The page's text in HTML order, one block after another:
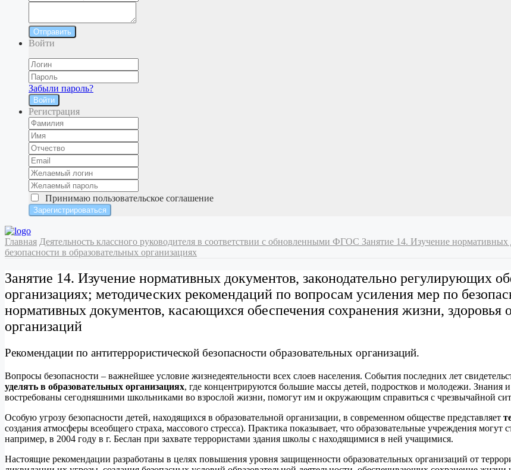
Отправить
Войти
Забыли пароль?
Войти
Регистрация
Принимаю пользовательское соглашение
Главная Деятельность классного руководителя в соответствии с обновленными ФГОС Занятие 14. Изучение
безопасности в образовательных организациях
Занятие 14. Изучение нормативных документов, законодательно регулирующих
организациях; методических рекомендаций по вопросам усиления мер по
нормативных документов, касающихся обеспечения сохранения жизни, здоровья
организаций
Рекомендации по антитеррористической безопасности образовательных организаций.
Вопросы безопасности – важнейшее условие жизнедеятельности всех слоев населения. События последних лет
уделять в образовательных организациях, где концентрируются большие массы детей, подростков и молодежи. Знания
востребованы сегодняшними школьниками во взрослой жизни, помогут им и окружающим справиться с чрезвычайной
Особую угрозу безопасности детей, находящихся в образовательной организации, в современном обществе представляет
создания атмосферы всеобщего страха, массового стресса). Практика показывает, что образовательные учреждения могут
например, в 2004 году в г. Беслан при захвате террористами здания школы с находящимися в ней учащимися.
Настоящие рекомендации разработаны в целях повышения уровня защищенности образовательных организаций от